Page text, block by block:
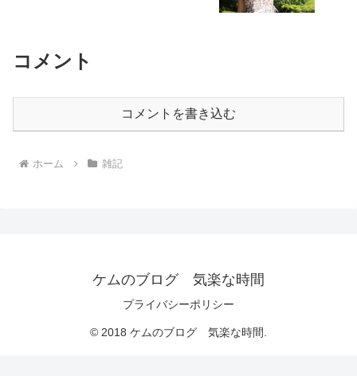
コメント
コメントを書き込む
ホーム 雑記
ケムのブログ 気楽な時間
プライバシーポリシー
© 2018 ケムのブログ 気楽な時間.